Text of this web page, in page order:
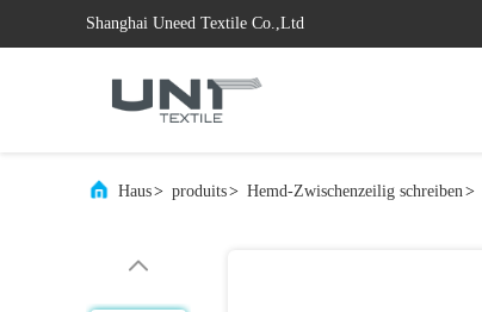
Shanghai Uneed Textile Co.,Ltd
Haus> produits> Hemd-Zwischenzeilig schreiben>